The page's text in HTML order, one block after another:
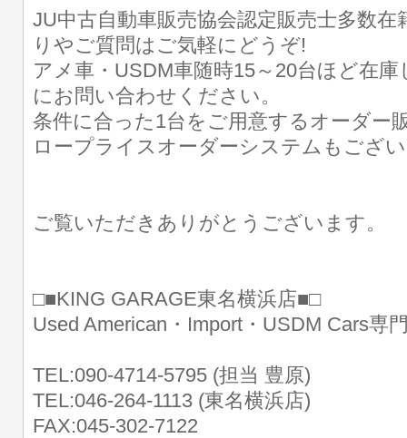
JU中古自動車販売協会認定販売士多数
りやご質問はご気軽にどうぞ!
アメ車・USDM車随時15～20台ほど在
にお問い合わせください。
条件に合った1台をご用意するオーダー
ロープライスオーダーシステムもござ
ご覧いただきありがとうございます。
□■KING GARAGE東名横浜店■□
Used American・Import・USDM Cars専
TEL:090-4714-5795 (担当 豊原)
TEL:046-264-1113 (東名横浜店)
FAX:045-302-7122